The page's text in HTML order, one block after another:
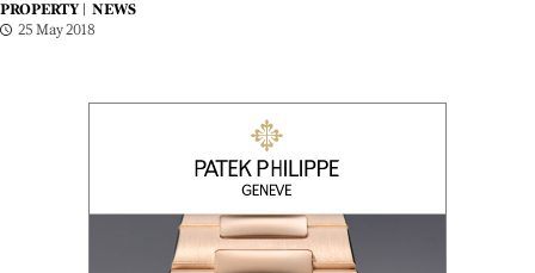
PROPERTY |
NEWS
25 May 2018